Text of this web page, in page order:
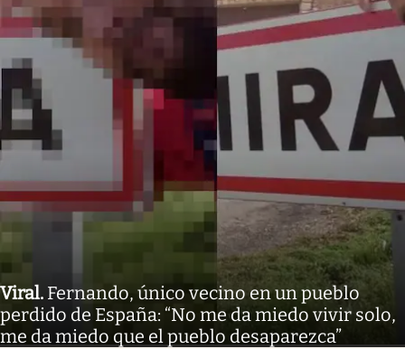
Viral. Fernando, único vecino en un pueblo
perdido de España: “No me da miedo vivir solo,
me da miedo que el pueblo desaparezca”